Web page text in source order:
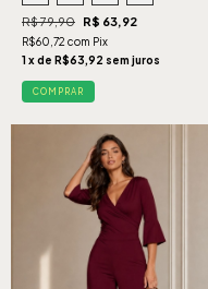
R$ 79,90 R$ 63,92
R$60,72 com Pix
1 x de R$63,92 sem juros
COMPRAR